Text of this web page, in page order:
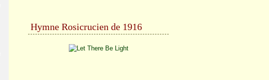
Hymne Rosicrucien de 1916